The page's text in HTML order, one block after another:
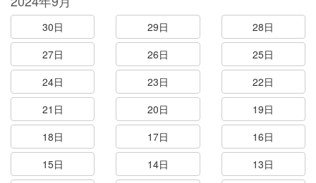
30日 29日
28日
27日
26日
25日
24日
23日
22日
21日
20日
19日
18日
17日
16日
15日
14日
13日